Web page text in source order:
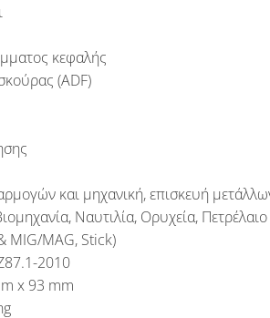
κεφαλής
(ADF)
και μηχανική, επισκευή
Ναυτιλία, Ορυχεία,
MIG/MAG, Stick)
2010
x 93 mm